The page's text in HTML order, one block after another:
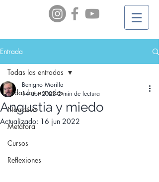
Entrada
Todas las entradas
Narrativa
Metáfora
Cursos
Reflexiones
Todas las entradas
Angustia y miedo
Benigno Morilla
14 abr 2022 2 min de lectura
Actualizado: 16 jun 2022